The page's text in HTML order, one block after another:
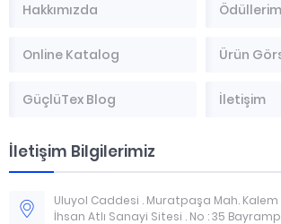
Hakkımızda
Online Katalog Ürün
GüçlüTex Blog İletişim
İletişim Bilgilerimiz
Uluyol Caddesi . Muratpaşa Mah. Kalem
İhsan Atlı Sanayi Sitesi . No : 35